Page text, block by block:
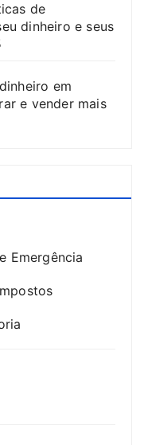
de
dinheiro e seus
em
e vender mais
Emergência